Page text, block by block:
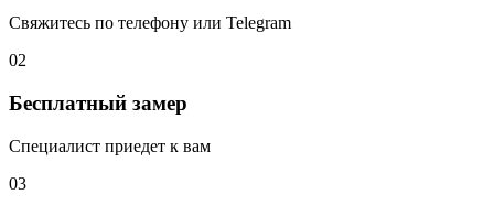
Свяжитесь по телефону или Telegram
02
Бесплатный замер
Специалист приедет к вам
03